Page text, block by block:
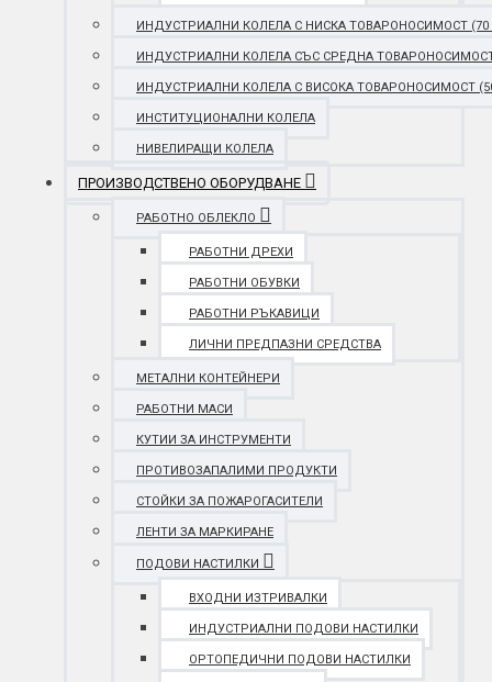
ИНДУСТРИАЛНИ КОЛЕЛА С НИСКА ТОВАРОНОСИМОСТ (70 -
ИНДУСТРИАЛНИ КОЛЕЛА СЪС СРЕДНА ТОВАРОНОСИМОСТ
ИНДУСТРИАЛНИ КОЛЕЛА С ВИСОКА ТОВАРОНОСИМОСТ
ИНСТИТУЦИОНАЛНИ КОЛЕЛА
НИВЕЛИРАЩИ КОЛЕЛА
ПРОИЗВОДСТВЕНО ОБОРУДВАНЕ
РАБОТНО ОБЛЕКЛО
РАБОТНИ ДРЕХИ
РАБОТНИ ОБУВКИ
РАБОТНИ РЪКАВИЦИ
ЛИЧНИ ПРЕДПАЗНИ СРЕДСТВА
МЕТАЛНИ КОНТЕЙНЕРИ
РАБОТНИ МАСИ
КУТИИ ЗА ИНСТРУМЕНТИ
ПРОТИВОЗАПАЛИМИ ПРОДУКТИ
СТОЙКИ ЗА ПОЖАРОГАСИТЕЛИ
ЛЕНТИ ЗА МАРКИРАНЕ
ПОДОВИ НАСТИЛКИ
ВХОДНИ ИЗТРИВАЛКИ
ИНДУСТРИАЛНИ ПОДОВИ НАСТИЛКИ
ОРТОПЕДИЧНИ ПОДОВИ НАСТИЛКИ